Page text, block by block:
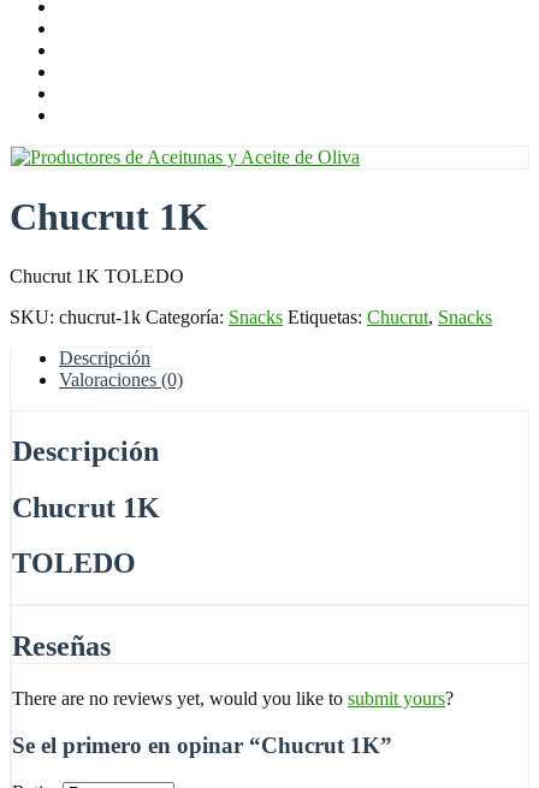
Chucrut 1K
Chucrut 1K TOLEDO
SKU: chucrut-1k Categoría: Snacks Etiquetas: Chucrut, Snacks
Descripción
Valoraciones (0)
Descripción
Chucrut 1K
TOLEDO
Reseñas
There are no reviews yet, would you like to submit yours?
Se el primero en opinar “Chucrut 1K”